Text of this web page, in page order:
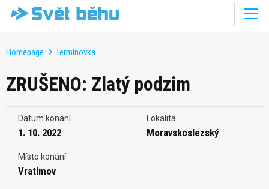
Homepage Termínovka
ZRUŠENO: Zlatý podzim
Datum konání
1. 10. 2022
Lokalita
Moravskoslezský
Místo konání
Vratimov